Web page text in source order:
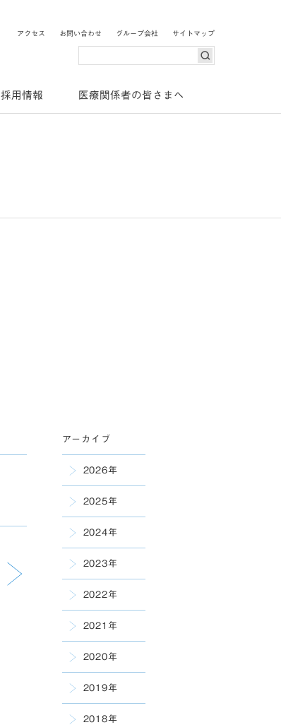
採用情報 医療関係者の皆さまへ
アクセス お問い合わせ グループ会社 サイトマップ
アーカイブ
2026年
2025年
2024年
2023年
2022年
2021年
2020年
2019年
2018年